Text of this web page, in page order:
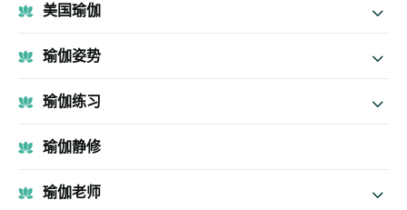
美国瑜伽
瑜伽姿势
瑜伽练习
瑜伽静修
瑜伽老师